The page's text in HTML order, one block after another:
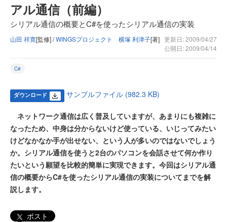
アル通信（前編）
シリアル通信の概要とC#を使ったシリアル通信の実装
山田 祥寛[監修] /WINGSプロジェクト 横塚 利津子[著] 更新日: 2009/04/27
公開日: 2009/04/14
C#
ダウンロード サンプルファイル (982.3 KB)
ネットワーク通信は広く普及していますが、あまりにも複雑に
なったため、中身は分からないけど使っている、いじってみたい
けどなかなか手が出せない、という人が多いのではないでしょう
か。シリアル通信を使うと2台のパソコンを会話させて何か作り
たいという願望を比較的簡単に実現できます。今回はシリアル通
信の概要からC#を使ったシリアル通信の実装についてまでを解
説します。
ポスト